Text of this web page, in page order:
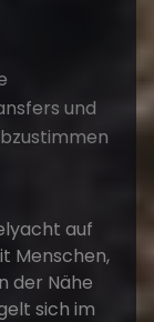
und